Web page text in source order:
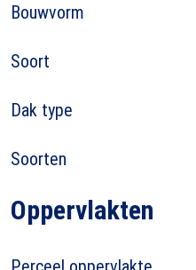
Bouwvorm
Soort
Dak type
Soorten
Oppervlakten